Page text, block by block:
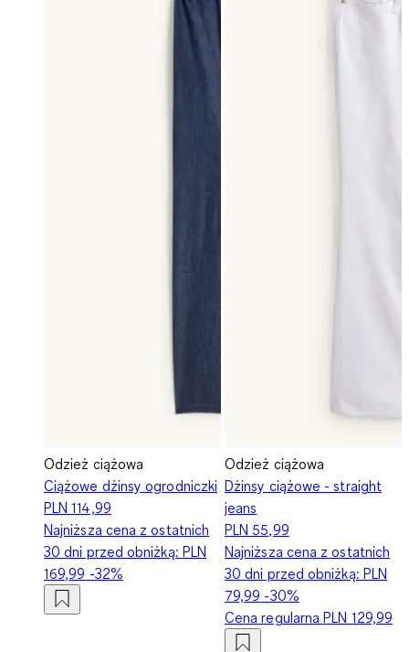
Odzież ciążowa
Ciążowe dżinsy ogrodniczki
PLN 114,99
Najniższa cena z ostatnich
30 dni przed obniżką: PLN
169,99 -32%
Odzież ciążowa
Dżinsy ciążowe - straight
jeans
PLN 55,99
Najniższa cena z ostatnich
30 dni przed obniżką: PLN
79,99 -30%
Cena regularnaPLN 129,99